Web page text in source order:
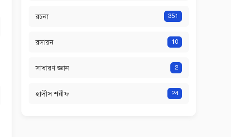
রচনা 351
রসায়ন 10
সাধারণ জ্ঞান 2
হাদীস শরীফ 24